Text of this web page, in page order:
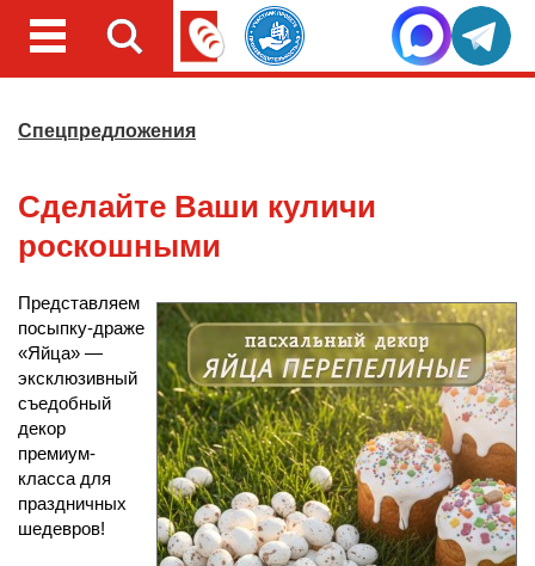
Спецпредложения
Сделайте Ваши куличи
роскошными
Представляем
посыпку-драже
«Яйца» —
эксклюзивный
съедобный
декор
премиум-
класса для
праздничных
шедевров!